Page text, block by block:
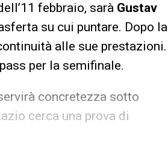
febbraio, sarà Gustav
su cui puntare. Dopo la
alle sue prestazioni.
per la semifinale.
concretezza sotto
cerca una prova di